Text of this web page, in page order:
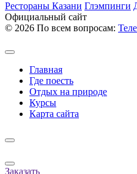
Рестораны Казани Глэмпинги
Официальный сайт
© 2026 По всем вопросам:
Главная
Где поесть
Отдых на природе
Курсы
Карта сайта
Заказать